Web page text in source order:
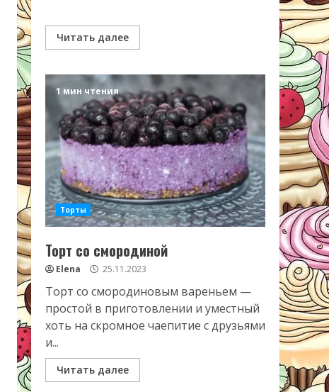
Читать далее
1 мин чтения
Торты
Торт со смородиной
Elena 25.11.2023
Торт со смородиновым вареньем —
простой в приготовлении и уместный
хоть на скромное чаепитие с друзьями
и...
Читать далее